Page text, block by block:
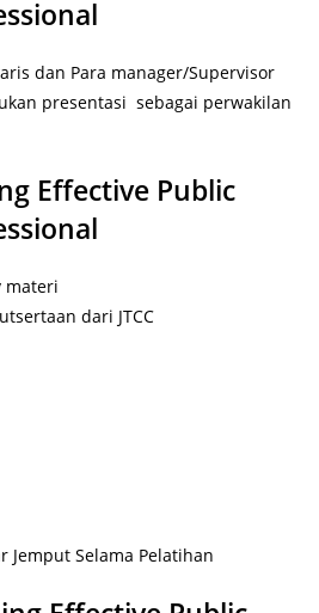
dan Para manager/Supervisor
presentasi sebagai perwakilan
Effective Public
materi
dari JTCC
Selama Pelatihan